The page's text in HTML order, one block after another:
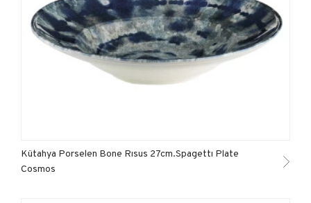
Kütahya Porselen Bone Rısus 27cm.Spagettı Plate
Cosmos